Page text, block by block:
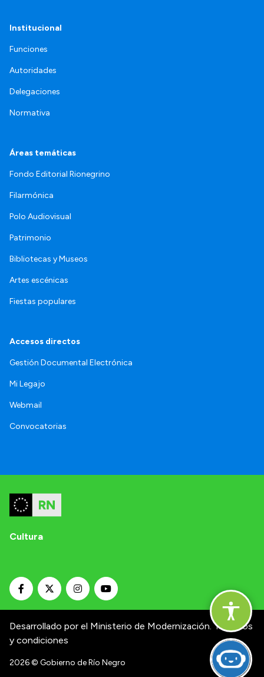
Institucional
Funciones
Autoridades
Delegaciones
Normativa
Áreas temáticas
Fondo Editorial Rionegrino
Filarmónica
Polo Audiovisual
Patrimonio
Bibliotecas y Museos
Artes escénicas
Fiestas populares
Accesos directos
Gestión Documental Electrónica
Mi Legajo
Webmail
Convocatorias
Cultura
Desarrollado por el Ministerio de Modernización. Términos
y condiciones
2026© Gobierno de Río Negro